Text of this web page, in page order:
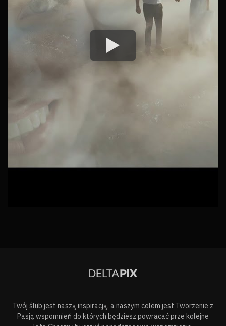
Twój ślub jest naszą inspiracją, a naszym celem jest Tworzenie z
Pasją wspomnień do których będziesz powracać prze kolejne